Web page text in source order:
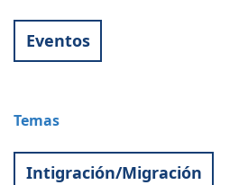
Eventos
Temas
Intigración/Migración